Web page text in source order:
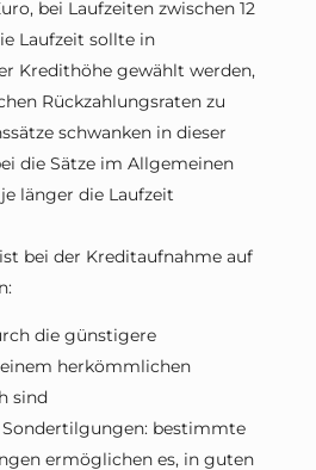
bei Laufzeiten zwischen 12
Laufzeit sollte in
Kredithöhe gewählt werden,
Rückzahlungsraten zu
schwanken in dieser
die Sätze im Allgemeinen
länger die Laufzeit
bei der Kreditaufnahme auf
die günstigere
herkömmlichen
sind
Sondertilgungen: bestimmte
ermöglichen es, in guten